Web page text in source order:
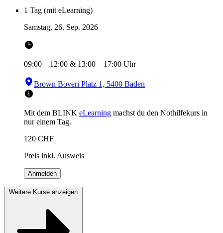
1 Tag (mit eLearning)
Samstag, 26. Sep. 2026
09:00 – 12:00 & 13:00 – 17:00 Uhr
Brown Boveri Platz 1, 5400 Baden
Mit dem BLINK eLearning machst du den Nothilfekurs in
nur einem Tag.
120 CHF
Preis inkl. Ausweis
Anmelden
Weitere Kurse anzeigen